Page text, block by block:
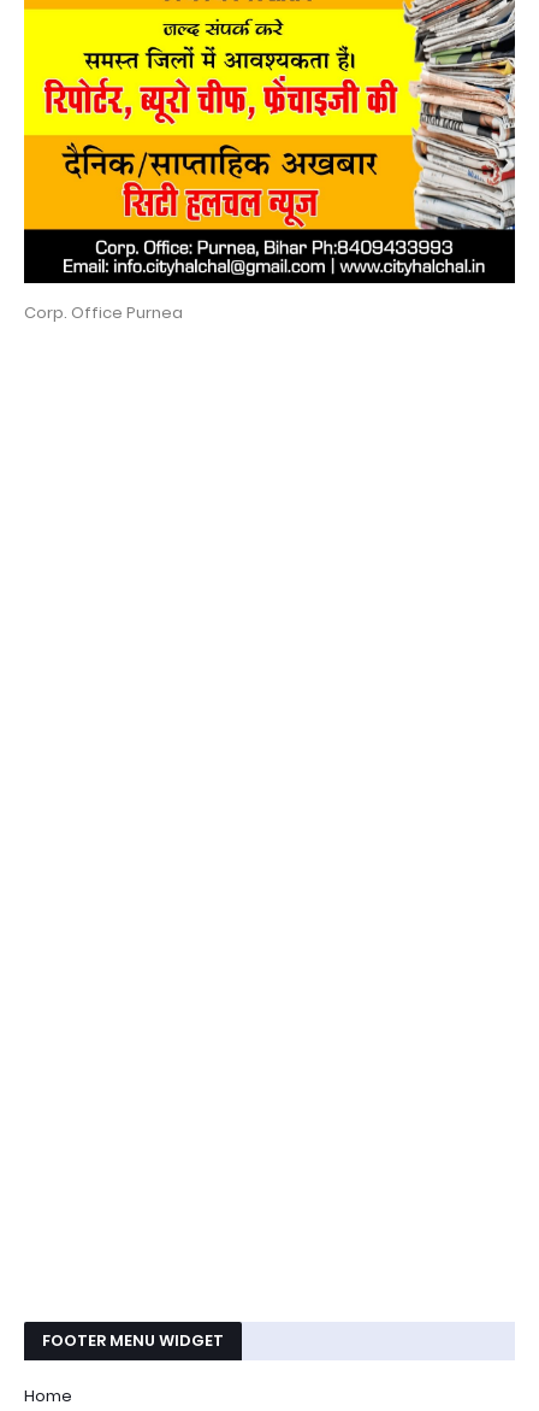
Corp. Office Purnea
FOOTER MENU WIDGET
Home